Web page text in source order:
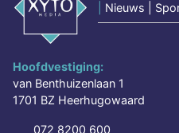
Nieuws |
Hoofdvestiging:
van Benthuizenlaan 1
1701 BZ Heerhugowaard
072 8200 600